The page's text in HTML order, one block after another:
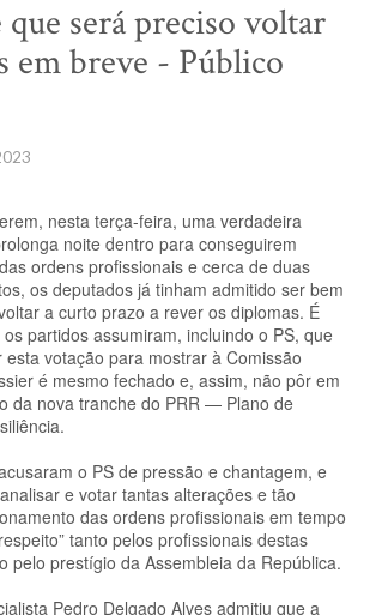
que será preciso voltar
em breve - Público
nesta terça-feira, uma verdadeira
noite dentro para conseguirem
ordens profissionais e cerca de duas
os deputados já tinham admitido ser bem
a curto prazo a rever os diplomas. É
partidos assumiram, incluindo o PS, que
votação para mostrar à Comissão
é mesmo fechado e, assim, não pôr em
da nova tranche do PRR — Plano de
o PS de pressão e chantagem, e
e votar tantas alterações e tão
das ordens profissionais em tempo
tanto pelos profissionais destas
pelo prestígio da Assembleia da República.
Pedro Delgado Alves admitiu que a